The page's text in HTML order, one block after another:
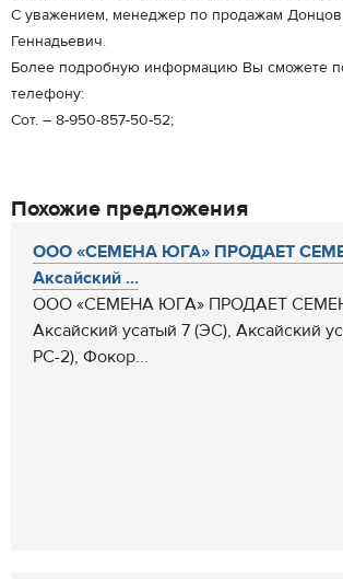
С уважением, менеджер по продажам
Геннадьевич.
Более подробную информацию Вы сможете
телефону:
Сот. – 8-950-857-50-52;
Похожие предложения
ООО «СЕМЕНА ЮГА» ПРОДАЕТ
Аксайский ...
ООО «СЕМЕНА ЮГА» ПРОДАЕТ
Аксайский усатый 7 (ЭС), Аксайский
РС-2), Фокор...